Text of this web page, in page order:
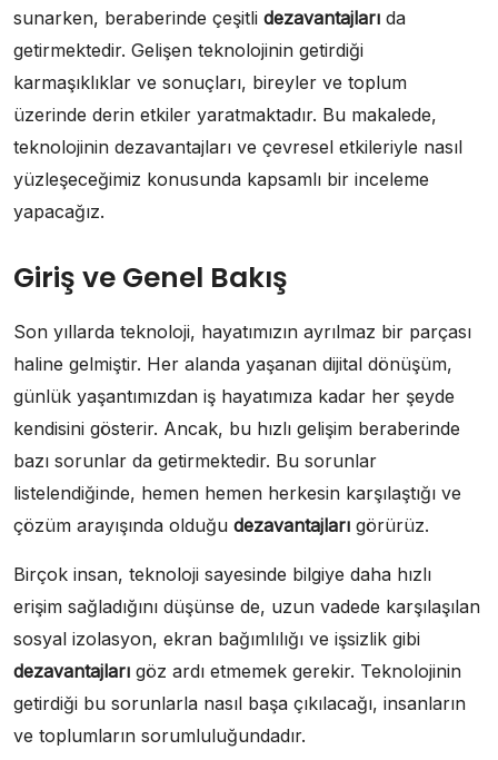
sunarken, beraberinde çeşitli dezavantajları da
getirmektedir. Gelişen teknolojinin getirdiği
karmaşıklıklar ve sonuçları, bireyler ve toplum
üzerinde derin etkiler yaratmaktadır. Bu makalede,
teknolojinin dezavantajları ve çevresel etkileriyle nasıl
yüzleşeceğimiz konusunda kapsamlı bir inceleme
yapacağız.
Giriş ve Genel Bakış
Son yıllarda teknoloji, hayatımızın ayrılmaz bir parçası
haline gelmiştir. Her alanda yaşanan dijital dönüşüm,
günlük yaşantımızdan iş hayatımıza kadar her şeyde
kendisini gösterir. Ancak, bu hızlı gelişim beraberinde
bazı sorunlar da getirmektedir. Bu sorunlar
listelendiğinde, hemen hemen herkesin karşılaştığı ve
çözüm arayışında olduğu dezavantajları görürüz.
Birçok insan, teknoloji sayesinde bilgiye daha hızlı
erişim sağladığını düşünse de, uzun vadede karşılaşılan
sosyal izolasyon, ekran bağımlılığı ve işsizlik gibi
dezavantajları göz ardı etmemek gerekir. Teknolojinin
getirdiği bu sorunlarla nasıl başa çıkılacağı, insanların
ve toplumların sorumluluğundadır.